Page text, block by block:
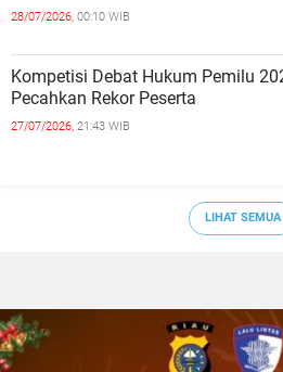
28/07/2026, 00:10 WIB
Kompetisi Debat Hukum Pemilu
Pecahkan Rekor Peserta
27/07/2026, 21:43 WIB
LIHAT SEMUA